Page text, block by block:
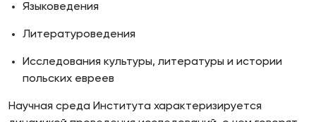
Языковедения
Литературоведения
Исследования культуры, литературы и истории
польских евреев
Научная среда Института характеризируется